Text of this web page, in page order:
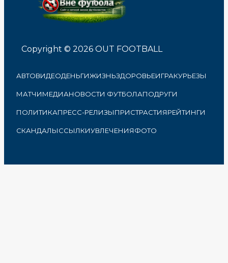
Copyright © 2026 OUT FOOTBALL
АВТОВИДЕОДЕНЬГИЖИЗНЬЗДОРОВЬЕИГРАКУРЬЕЗЫ
МАТЧИМЕДИАНОВОСТИ ФУТБОЛАПОДРУГИ
ПОЛИТИКАПРЕСС-РЕЛИЗЫПРИСТРАСТИЯРЕЙТИНГИ
СКАНДАЛЫССЫЛКИУВЛЕЧЕНИЯФОТО